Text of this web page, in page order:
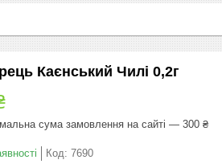
Каєнський Чилі 0,2г
сума замовлення на сайті — 300 ₴
Код: 7690